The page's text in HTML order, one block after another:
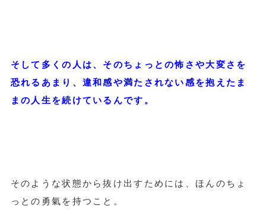
そして多くの人は、そのちょっとの怖さや大変さを
恐れるあまり、違和感や満たされない感を抱えたま
まの人生を続けているんです。
そのような状態から抜け出すためには、ほんのちょ
っとの勇氣を持つこと。